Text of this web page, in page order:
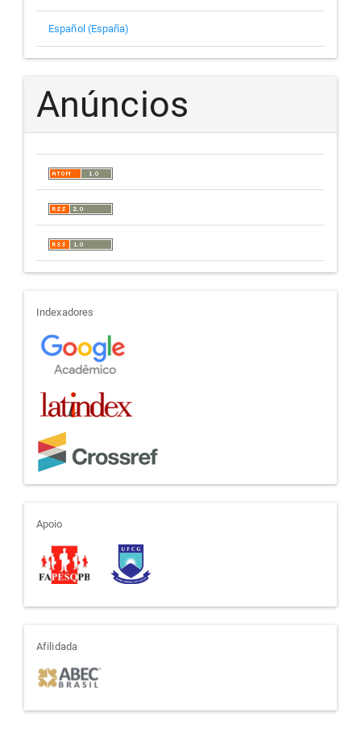
Español (España)
Anúncios
indexadores
Indexadores
apoio
Apoio
afiliada
Afilidada